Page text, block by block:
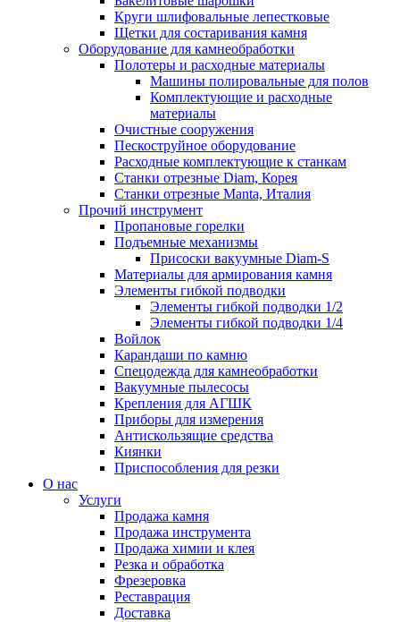
Круги шлифовальные лепестковые
Щетки для состаривания камня
Оборудование для камнеобработки
Полотеры и расходные материалы
Машины полировальные для полов
Комплектующие и расходные
материалы
Очистные сооружения
Пескоструйное оборудование
Расходные комплектующие к станкам
Станки отрезные Diam, Корея
Станки отрезные Manta, Италия
Прочий инструмент
Пропановые горелки
Подъeмные механизмы
Присоски вакуумные Diam-S
Материалы для армирования камня
Элементы гибкой подводки
Элементы гибкой подводки 1/2
Элементы гибкой подводки 1/4
Войлок
Карандаши по камню
Спецодежда для камнеобработки
Вакуумные пылесосы
Крепления для АГШК
Приборы для измерения
Антискользящие средства
Киянки
Приспособления для резки
О нас
Услуги
Продажа камня
Продажа инструмента
Продажа химии и клея
Резка и обработка
Фрезеровка
Реставрация
Доставка